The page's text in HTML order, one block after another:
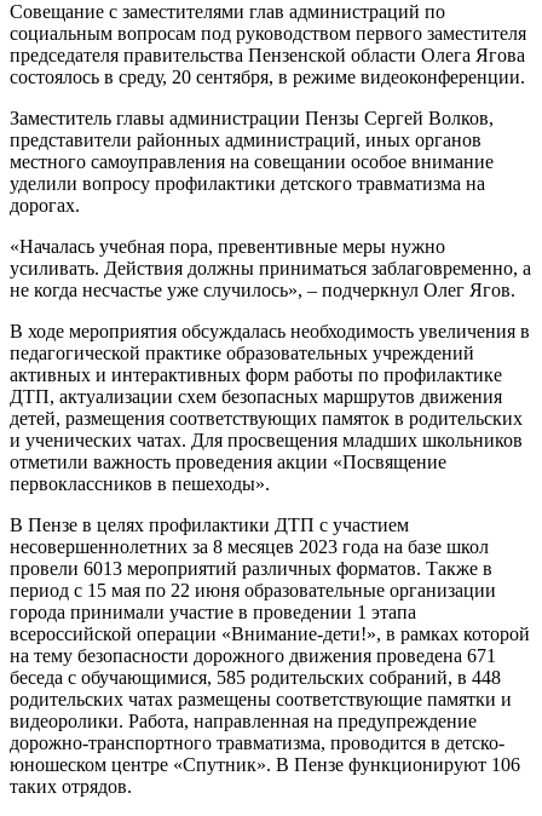
Совещание с заместителями глав администраций по
социальным вопросам под руководством первого заместителя
председателя правительства Пензенской области Олега Ягова
состоялось в среду, 20 сентября, в режиме видеоконференции.
Заместитель главы администрации Пензы Сергей Волков,
представители районных администраций, иных органов
местного самоуправления на совещании особое внимание
уделили вопросу профилактики детского травматизма на
дорогах.
«Началась учебная пора, превентивные меры нужно
усиливать. Действия должны приниматься заблаговременно, а
не когда несчастье уже случилось», – подчеркнул Олег Ягов.
В ходе мероприятия обсуждалась необходимость увеличения в
педагогической практике образовательных учреждений
активных и интерактивных форм работы по профилактике
ДТП, актуализации схем безопасных маршрутов движения
детей, размещения соответствующих памяток в родительских
и ученических чатах. Для просвещения младших школьников
отметили важность проведения акции «Посвящение
первоклассников в пешеходы».
В Пензе в целях профилактики ДТП с участием
несовершеннолетних за 8 месяцев 2023 года на базе школ
провели 6013 мероприятий различных форматов. Также в
период с 15 мая по 22 июня образовательные организации
города принимали участие в проведении 1 этапа
всероссийской операции «Внимание-дети!», в рамках которой
на тему безопасности дорожного движения проведена 671
беседа с обучающимися, 585 родительских собраний, в 448
родительских чатах размещены соответствующие памятки и
видеоролики. Работа, направленная на предупреждение
дорожно-транспортного травматизма, проводится в детско-
юношеском центре «Спутник». В Пензе функционируют 106
таких отрядов.